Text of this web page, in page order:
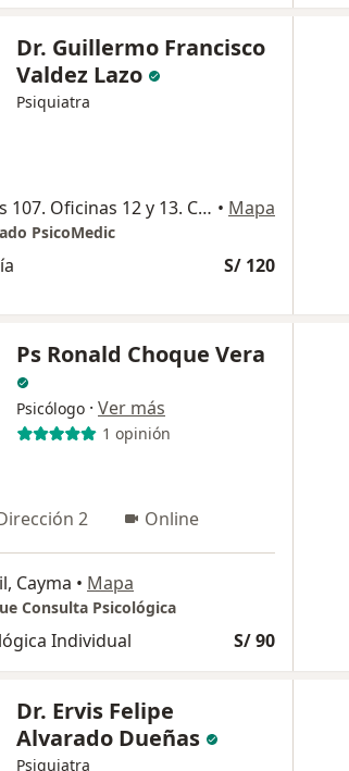
Dr. Guillermo Francisco
Valdez Lazo
Psiquiatra
Álvarez Thomas 107. Oficinas 12 y 13. Cercado, Arequipa • Mapa
PsicoMedic
S/ 120
Ps Ronald Choque Vera
Psicólogo · Ver más
1 opinión
2 Online
Cayma • Mapa
Consulta Psicológica
Individual S/ 90
Dr. Ervis Felipe
Alvarado Dueñas
Psiquiatra